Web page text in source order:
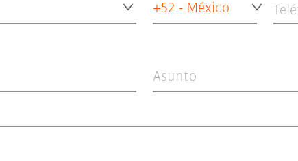
+52 - México
Asunto